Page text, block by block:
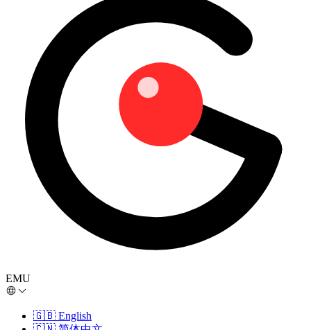
EMU
🇬🇧 English